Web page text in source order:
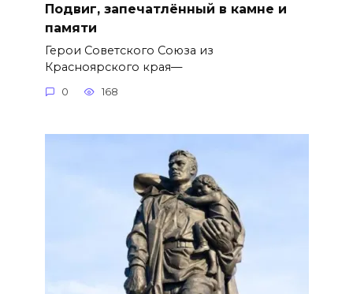
Подвиг, запечатлённый в камне и
памяти
Герои Советского Союза из
Красноярского края—
0 168